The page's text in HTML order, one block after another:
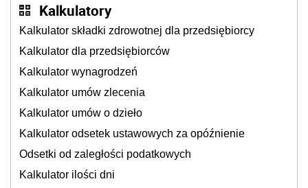
Kalkulatory
Kalkulator składki zdrowotnej dla przedsiębiorcy
Kalkulator dla przedsiębiorców
Kalkulator wynagrodzeń
Kalkulator umów zlecenia
Kalkulator umów o dzieło
Kalkulator odsetek ustawowych za opóźnienie
Odsetki od zaległości podatkowych
Kalkulator ilości dni